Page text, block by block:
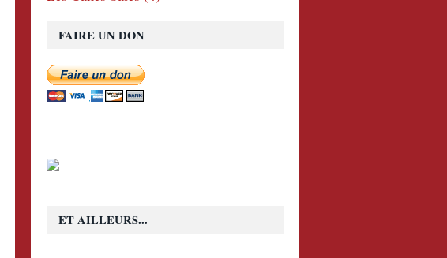
FAIRE UN DON
ET AILLEURS...